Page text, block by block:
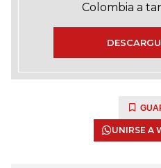
Colombia a
UNIRSE A